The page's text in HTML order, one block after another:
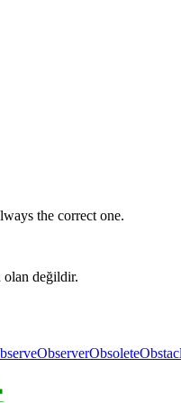
the correct one.
olan değildir.
ObserverObsolete